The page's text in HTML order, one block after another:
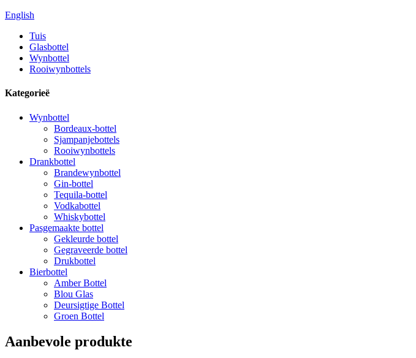
English
Tuis
Glasbottel
Wynbottel
Rooiwynbottels
Kategorieë
Wynbottel
Bordeaux-bottel
Sjampanjebottels
Rooiwynbottels
Drankbottel
Brandewynbottel
Gin-bottel
Tequila-bottel
Vodkabottel
Whiskybottel
Pasgemaakte bottel
Gekleurde bottel
Gegraveerde bottel
Drukbottel
Bierbottel
Amber Bottel
Blou Glas
Deursigtige Bottel
Groen Bottel
Aanbevole produkte